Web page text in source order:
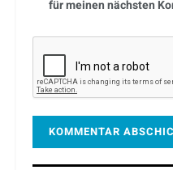
für meinen nächsten